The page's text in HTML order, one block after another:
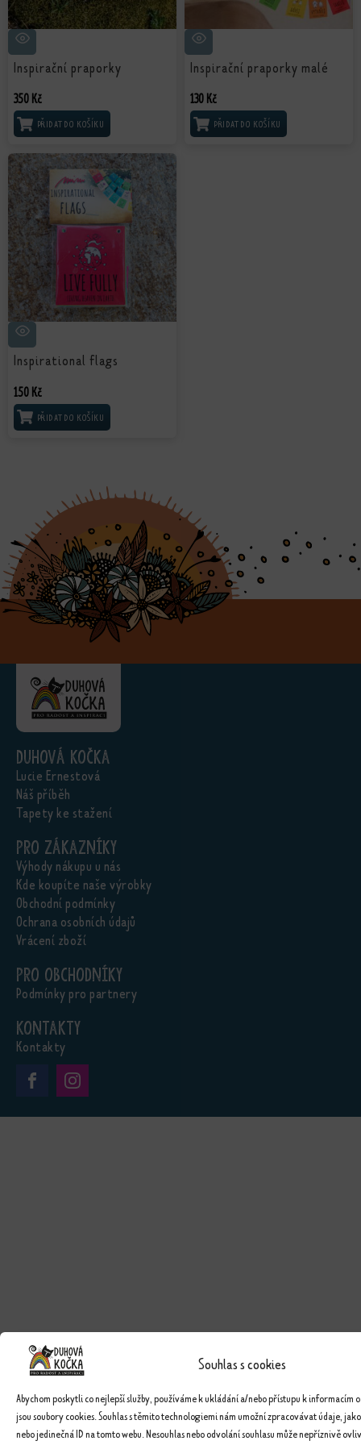
Souhlas s cookies
Abychom poskytli co nejlepší služby, používáme k ukládání a/nebo přístupu k informacím
jsou soubory cookies. Souhlas s těmito technologiemi nám umožní zpracovávat údaje,
nebo jedinečná ID na tomto webu. Nesouhlas nebo odvolání souhlasu může nepříznivě
Inspirační praporky
350 Kč
PŘIDAT DO KOŠÍKU
Inspirační praporky malé
130 Kč
PŘIDAT DO KOŠÍKU
Inspirational flags
150 Kč
PŘIDAT DO KOŠÍKU
Duhová kočka
Lucie Ernestová
Náš příběh
Tapety ke stažení
Pro zákazníky
Výhody nákupu u nás
Kde koupíte naše výrobky
Obchodní podmínky
Ochrana osobních údajů
Vrácení zboží
Pro obchodníky
Podmínky pro partnery
Kontakty
Kontakty